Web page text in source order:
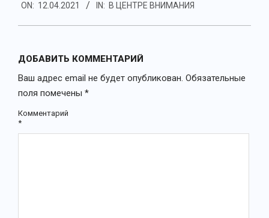
04-
12
ON: 12.04.2021 IN: В ЦЕНТРЕ ВНИМАНИЯ
ДОБАВИТЬ КОММЕНТАРИЙ
Ваш адрес email не будет опубликован. Обязательные
поля помечены *
Комментарий
*